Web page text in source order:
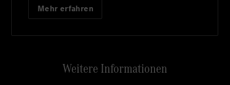
Mehr erfahren
Weitere Informationen